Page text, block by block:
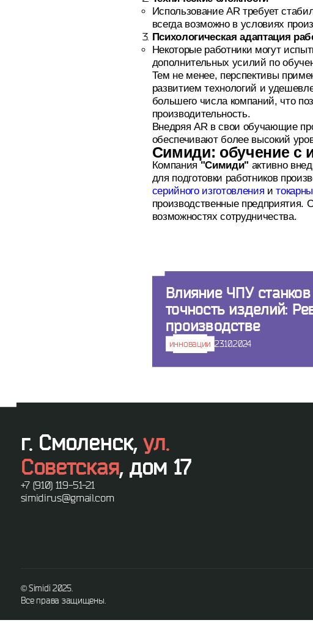
Использование AR требует
всегда возможно в условиях
Психологическая адаптация
Некоторые работники могут
дополнительных усилий по
Тем не менее, перспективы
развитием технологий и
большего числа компаний, что
производительность.
Внедряя AR в свои обучающие
обеспечивают более высокий
Симиди: обучение с
Компания "Симиди" активно
для подготовки работников
серийного изготовления и
производственные
возможностях сотрудничества.
Влияние ЧПУ
точность изделий:
производстве
инновации 23.10.2024
г. Смоленск,ул.
Советская, дом 17
+7 (910) 119-51-21
simidirus@gmail.com
©️ Simidi 2025.
Все права защищены.